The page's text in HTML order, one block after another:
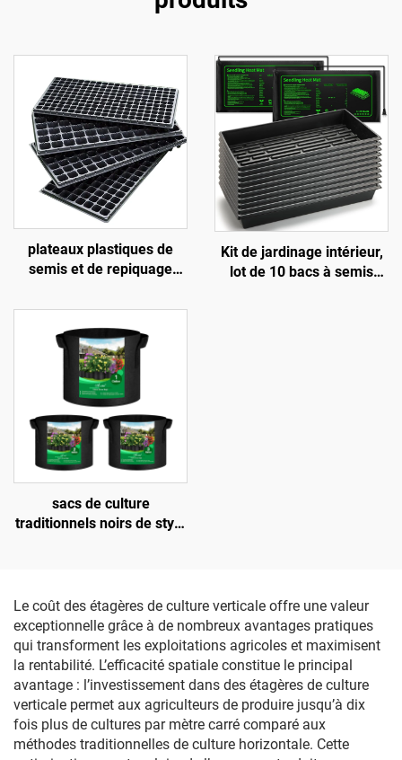
plateaux plastiques de
semis et de repiquage
105 / 128 / 200 / 288
alvéoles
Kit de jardinage intérieur,
lot de 10 bacs à semis
sacs de culture
traditionnels noirs de style
épaisseur de 260 à 400,
pour usage extérieur au
jardin
Le coût des étagères de culture verticale offre une valeur
exceptionnelle grâce à de nombreux avantages pratiques
qui transforment les exploitations agricoles et maximisent
la rentabilité. L’efficacité spatiale constitue le principal
avantage : l’investissement dans des étagères de culture
verticale permet aux agriculteurs de produire jusqu’à dix
fois plus de cultures par mètre carré comparé aux
méthodes traditionnelles de culture horizontale. Cette